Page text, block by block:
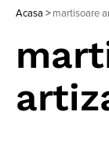
Acasa > martisoare